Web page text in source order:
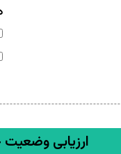
ارزیابی وضعیت